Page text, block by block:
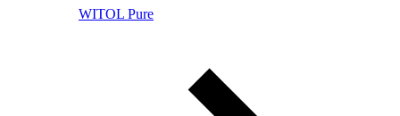
WITOL Pure